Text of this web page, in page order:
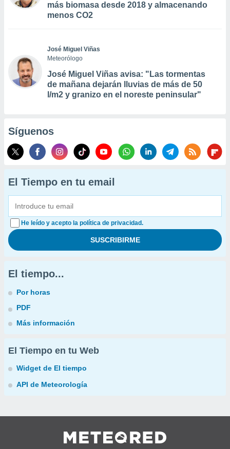
más biomasa desde 2018 y almacenando
menos CO2
José Miguel Viñas
Meteorólogo
José Miguel Viñas avisa: "Las tormentas
de mañana dejarán lluvias de más de 50
l/m2 y granizo en el noreste peninsular"
Síguenos
El Tiempo en tu email
He leído y acepto la política de privacidad.
El tiempo...
Por horas
PDF
Más información
El Tiempo en tu Web
Widget de El tiempo
API de Meteorología